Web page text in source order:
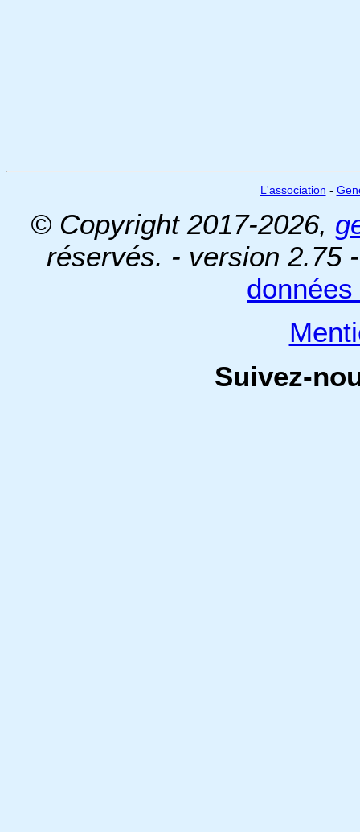
L'association -
© Copyright 2017-2026,
réservés. - version 2.75
Suivez-